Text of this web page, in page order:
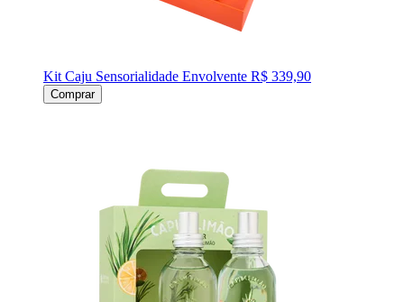
Kit Caju Sensorialidade Envolvente R$ 339,90
Comprar